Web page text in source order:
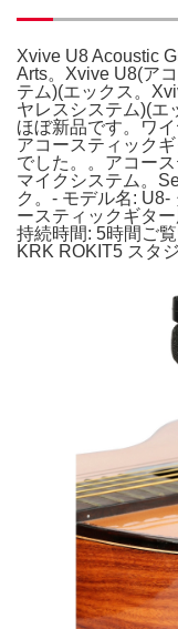
Xvive U8 Acoustic
Arts。Xvive U8(ア
テム)(エックス。
ヤレスシステム)(エ
ほぼ新品です。ワ
アコースティック
でした。。アコー
マイクシステム。
ク。- モデル名: U8-
ースティックギタ
持続時間: 5時間ご
KRK ROKIT5 スタ